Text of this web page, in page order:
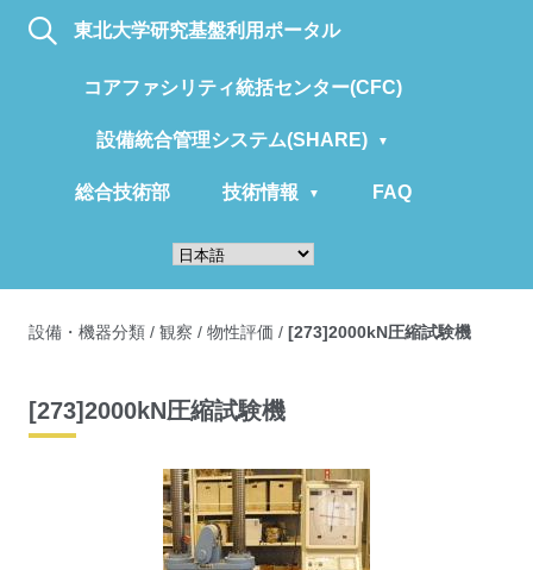
東北大学研究基盤利用ポータル
コアファシリティ統括センター(CFC)
設備統合管理システム(SHARE)
総合技術部 技術情報 FAQ
設備・機器分類 / 観察 / 物性評価 / [273]2000kN圧縮試験機
[273]2000kN圧縮試験機